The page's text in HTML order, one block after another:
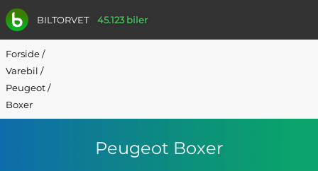
BILTORVET 45.123 biler
Forside/
Varebil /
Peugeot/
Boxer
Peugeot Boxer